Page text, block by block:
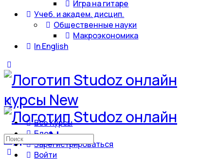
Игра на гитаре
Учеб. и академ. дисцип.
Общественные науки
Макроэкономика
In English
Все Курсы
Блог
Зарегистрироваться
Войти
Искать: